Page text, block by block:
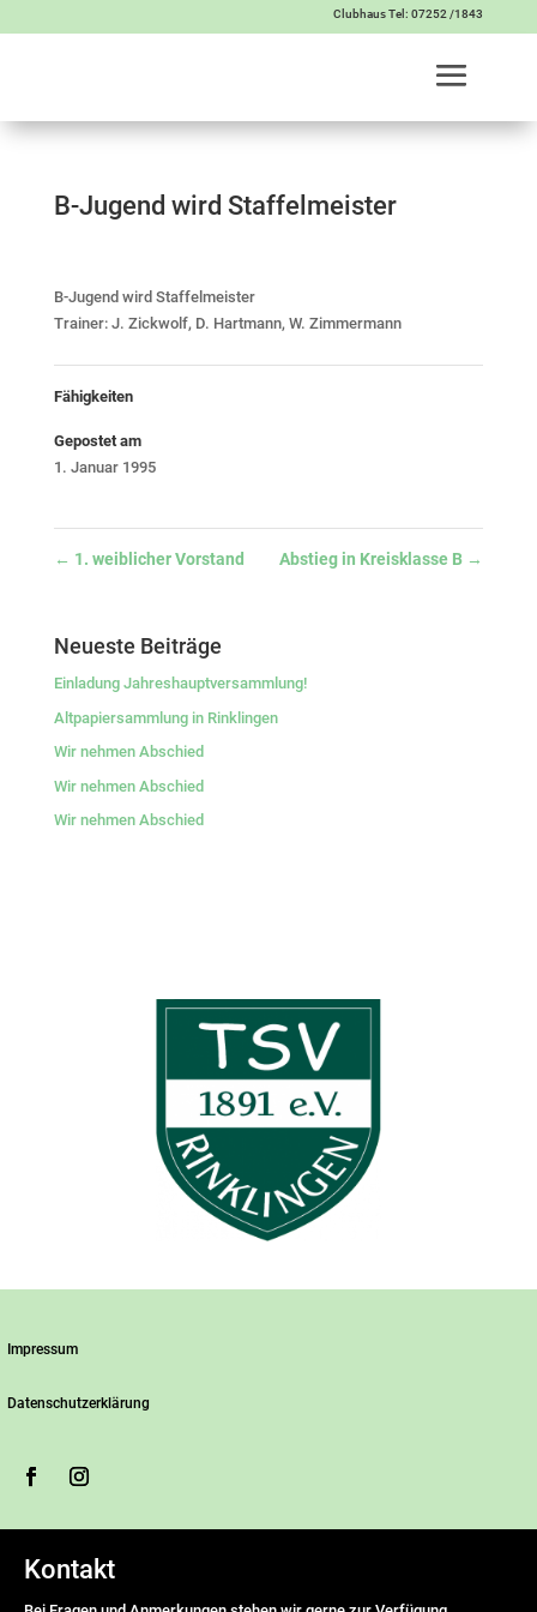
Clubhaus Tel: 07252 /1843
B-Jugend wird Staffelmeister
B-Jugend wird Staffelmeister
Trainer: J. Zickwolf, D. Hartmann, W. Zimmermann
Fähigkeiten
Gepostet am
1. Januar 1995
← 1. weiblicher Vorstand Abstieg in Kreisklasse B →
Neueste Beiträge
Einladung Jahreshauptversammlung!
Altpapiersammlung in Rinklingen
Wir nehmen Abschied
Wir nehmen Abschied
Wir nehmen Abschied
Impressum
Datenschutzerklärung
Kontakt